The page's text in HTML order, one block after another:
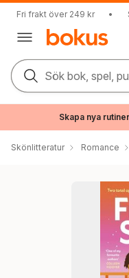
Fri frakt över 249 kr •
Sök bok, spel,
Skapa nya
Skönlitteratur Romance